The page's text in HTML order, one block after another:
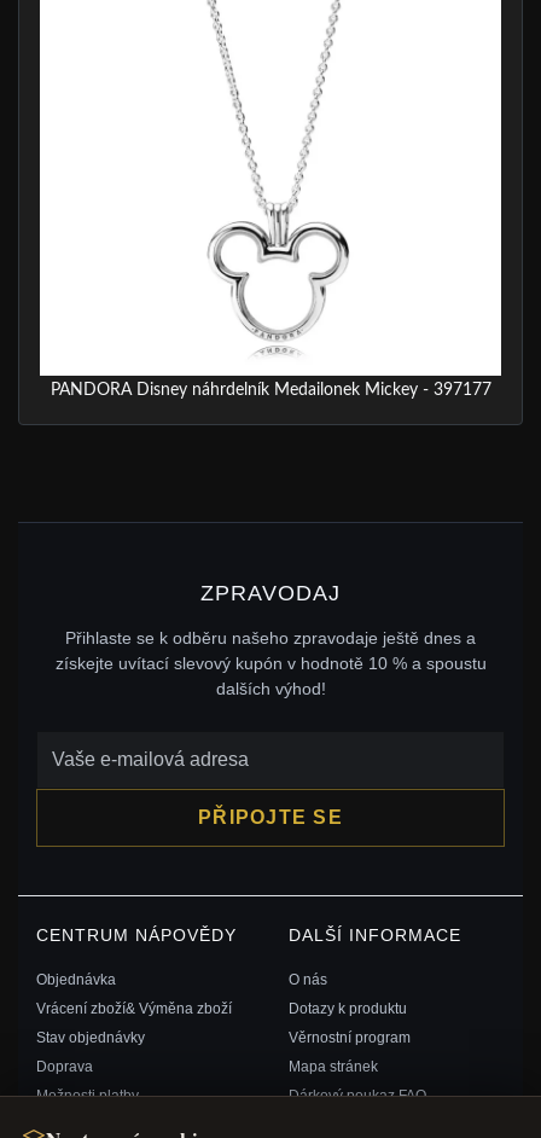
PANDORA Disney náhrdelník Medailonek Mickey - 397177
ZPRAVODAJ
Přihlaste se k odběru našeho zpravodaje ještě dnes a
získejte uvítací slevový kupón v hodnotě 10 % a spoustu
dalších výhod!
PŘIPOJTE SE
CENTRUM NÁPOVĚDY
Objednávka
Vrácení zboží& Výměna zboží
Stav objednávky
Doprava
Možnosti platby
DALŠÍ INFORMACE
O nás
Dotazy k produktu
Věrnostní program
Mapa stránek
Dárkový poukaz FAQ